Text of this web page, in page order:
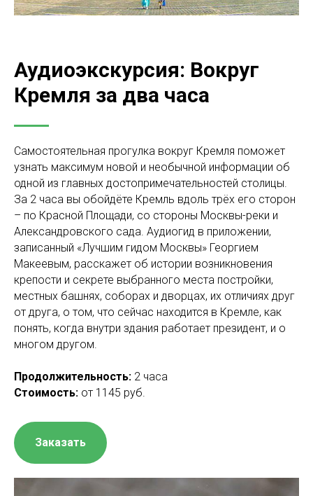
Аудиоэкскурсия: Вокруг
Кремля за два часа
Самостоятельная прогулка вокруг Кремля поможет
узнать максимум новой и необычной информации об
одной из главных достопримечательностей столицы.
За 2 часа вы обойдёте Кремль вдоль трёх его сторон
– по Красной Площади, со стороны Москвы-реки и
Александровского сада. Аудиогид в приложении,
записанный «Лучшим гидом Москвы» Георгием
Макеевым, расскажет об истории возникновения
крепости и секрете выбранного места постройки,
местных башнях, соборах и дворцах, их отличиях друг
от друга, о том, что сейчас находится в Кремле, как
понять, когда внутри здания работает президент, и о
многом другом.
Продолжительность: 2 часа
Стоимость: от 1145 руб.
Заказать